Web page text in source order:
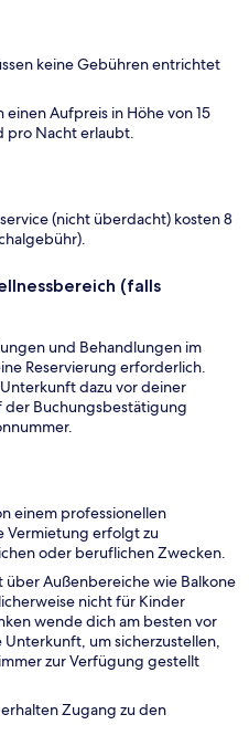
keine Gebühren entrichtet
Aufpreis in Höhe von 15
pro Nacht erlaubt.
(nicht überdacht) kosten 8
(falls
und Behandlungen im
Reservierung erforderlich.
dazu vor deiner
der Buchungsbestätigung
einem professionellen
Vermietung erfolgt zu
oder beruflichen Zwecken.
Außenbereiche wie Balkone
nicht für Kinder
wende dich am besten vor
um sicherzustellen,
zur Verfügung gestellt
Zugang zu den